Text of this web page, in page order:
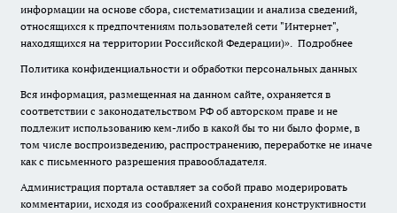
информации на основе сбора, систематизации и анализа сведений,
относящихся к предпочтениям пользователей сети "Интернет",
находящихся на территории Российской Федерации)». Подробнее
Политика конфиденциальности и обработки персональных данных
Вся информация, размещенная на данном сайте, охраняется в
соответствии с законодательством РФ об авторском праве и не
подлежит использованию кем-либо в какой бы то ни было форме, в
том числе воспроизведению, распространению, переработке не иначе
как с письменного разрешения правообладателя.
Администрация портала оставляет за собой право модерировать
комментарии, исходя из соображений сохранения конструктивности